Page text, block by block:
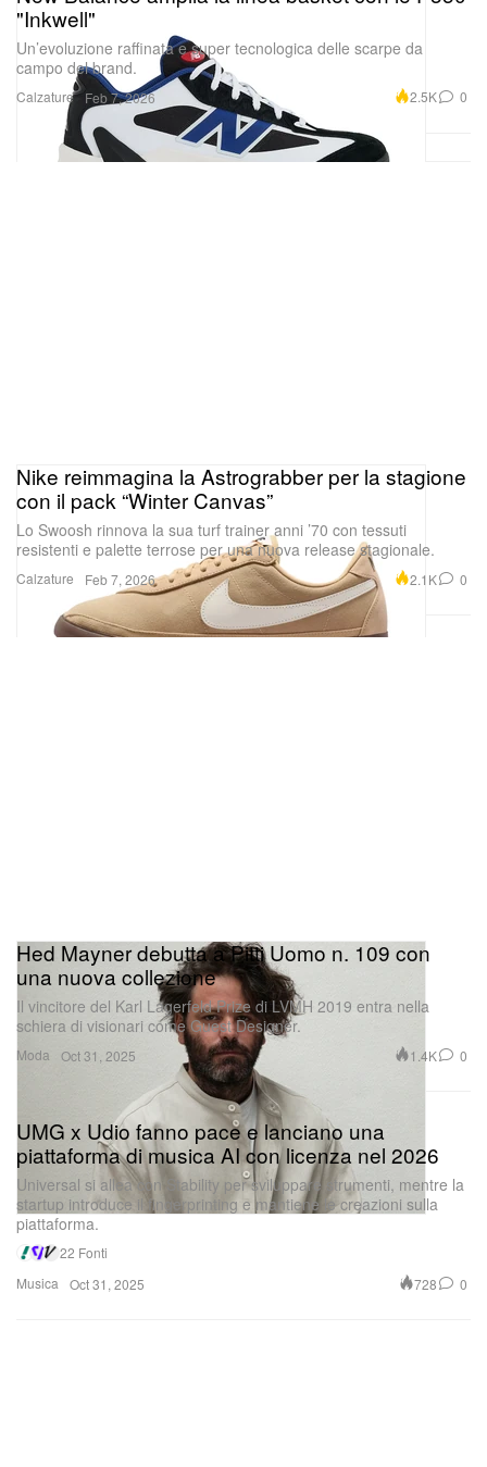
Calzature
"Inkwell"
Un’evoluzione raffinata e super tecnologica delle scarpe da
campo del brand.
Feb 7, 2026 2.5K 0
Calzature
Nike reimmagina la Astrograbber per la stagione
con il pack “Winter Canvas”
Lo Swoosh rinnova la sua turf trainer anni ’70 con tessuti
resistenti e palette terrose per una nuova release stagionale.
Feb 7, 2026 2.1K 0
Moda
Hed Mayner debutta a Pitti Uomo n. 109 con
una nuova collezione
Il vincitore del Karl Lagerfeld Prize di LVMH 2019 entra nella
schiera di visionari come Guest Designer.
Oct 31, 2025 1.4K 0
Musica
UMG x Udio fanno pace e lanciano una
piattaforma di musica AI con licenza nel 2026
Universal si allea con Stability per sviluppare strumenti, mentre la
startup introduce il fingerprinting e mantiene le creazioni sulla
piattaforma.
22 Fonti
Oct 31, 2025
728 0